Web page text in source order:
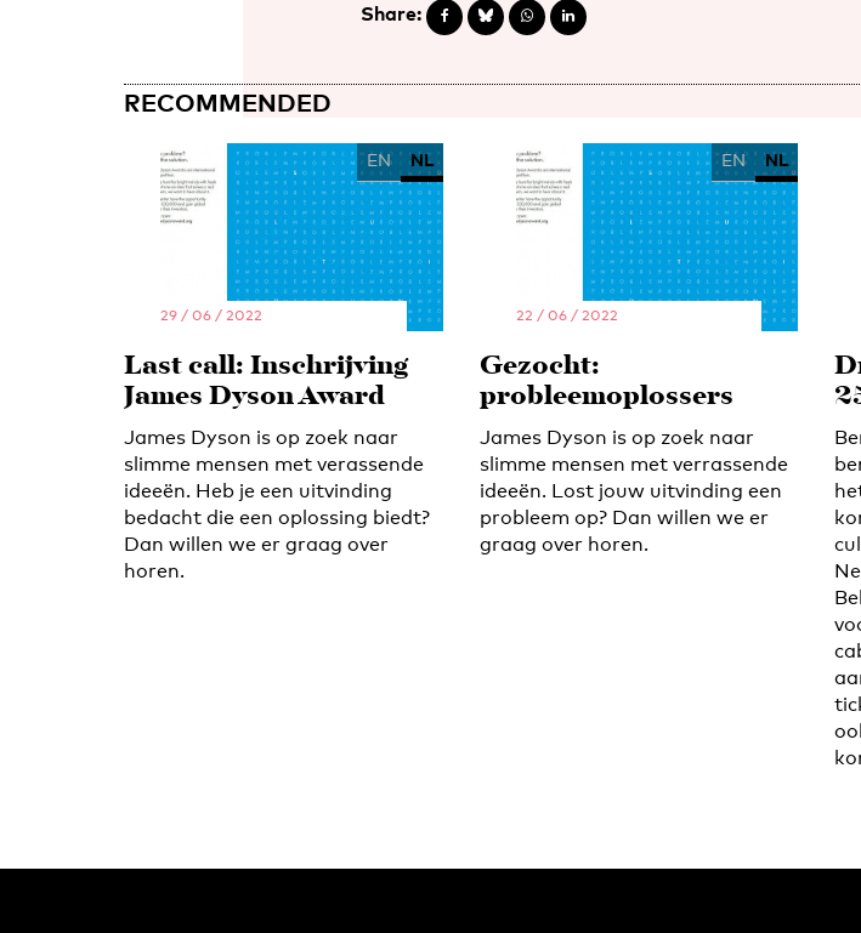
Share:
RECOMMENDED
EN NL
29 / 06 / 2022
Last call: Inschrijving
James Dyson Award
James Dyson is op zoek naar
slimme mensen met verassende
ideeën. Heb je een uitvinding
bedacht die een oplossing biedt?
Dan willen we er graag over
horen.
EN NL
22 / 06 / 2022
Gezocht:
probleemoplossers
James Dyson is op zoek naar
slimme mensen met verrassende
ideeën. Lost jouw uitvinding een
probleem op? Dan willen we er
graag over horen.